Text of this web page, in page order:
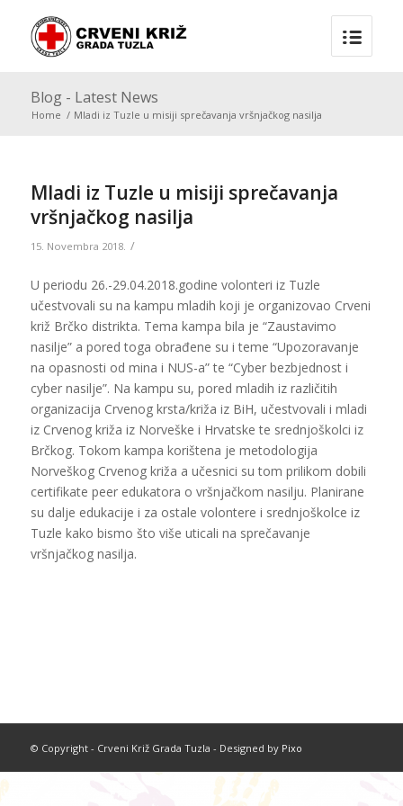
Blog - Latest News
Home / Mladi iz Tuzle u misiji sprečavanja vršnjačkog nasilja
Mladi iz Tuzle u misiji sprečavanja
vršnjačkog nasilja
15. Novembra 2018. /
U periodu 26.-29.04.2018.godine volonteri iz Tuzle
učestvovali su na kampu mladih koji je organizovao Crveni
križ Brčko distrikta. Tema kampa bila je “Zaustavimo
nasilje” a pored toga obrađene su i teme “Upozoravanje
na opasnosti od mina i NUS-a” te “Cyber bezbjednost i
cyber nasilje”. Na kampu su, pored mladih iz različitih
organizacija Crvenog krsta/križa iz BiH, učestvovali i mladi
iz Crvenog križa iz Norveške i Hrvatske te srednjoškolci iz
Brčkog. Tokom kampa korištena je metodologija
Norveškog Crvenog križa a učesnici su tom prilikom dobili
certifikate peer edukatora o vršnjačkom nasilju. Planirane
su dalje edukacije i za ostale volontere i srednjoškolce iz
Tuzle kako bismo što više uticali na sprečavanje
vršnjačkog nasilja.
© Copyright - Crveni Križ Grada Tuzla - Designed by Pixo